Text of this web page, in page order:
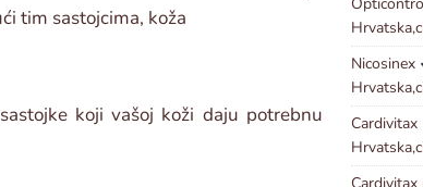
tim sastojcima, koža
koji vašoj koži daju potrebnu
Nicosinex
Cardivitax